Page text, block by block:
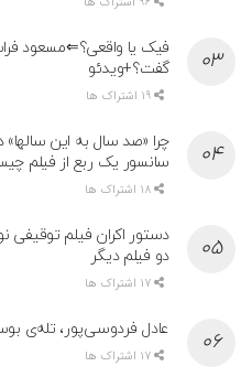
فیک یا واقعی؟⇐مسعود
گفت؟+ویدئو
چرا «صد سال به این سالها»
سانسور یک ربع از فیلم
دستور اکران فیلم توقیفی
دو فیلم دیگر
عادل فردوسی‌پور، تله‌ی